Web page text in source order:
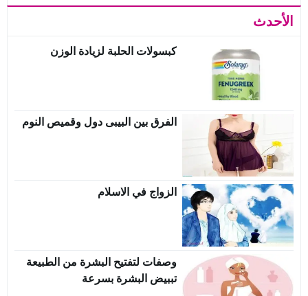
الأحدث
كبسولات الحلبة لزيادة الوزن
الفرق بين البيبى دول وقميص النوم
الزواج في الاسلام
وصفات لتفتيح البشرة من الطبيعة
تببيض البشرة بسرعة